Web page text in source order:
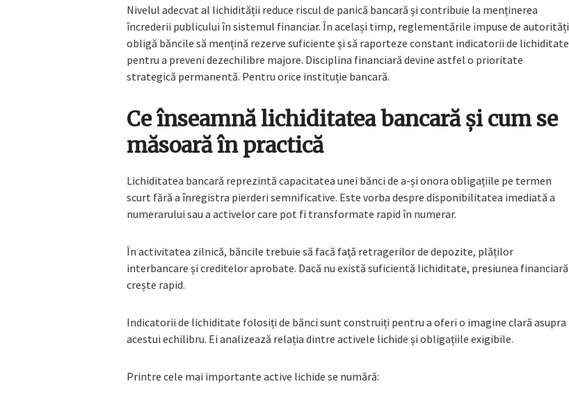
Nivelul adecvat al lichidității reduce riscul de panică bancară și contribuie la menținerea
încrederii publicului în sistemul financiar. În același timp, reglementările impuse de autorități
obligă băncile să mențină rezerve suficiente și să raporteze constant indicatorii de lichiditate
pentru a preveni dezechilibre majore. Disciplina financiară devine astfel o prioritate
strategică permanentă. Pentru orice instituție bancară.
Ce înseamnă lichiditatea bancară și cum se
măsoară în practică
Lichiditatea bancară reprezintă capacitatea unei bănci de a-și onora obligațiile pe termen
scurt fără a înregistra pierderi semnificative. Este vorba despre disponibilitatea imediată a
numerarului sau a activelor care pot fi transformate rapid în numerar.
În activitatea zilnică, băncile trebuie să facă față retragerilor de depozite, plăților
interbancare și creditelor aprobate. Dacă nu există suficientă lichiditate, presiunea financiară
crește rapid.
Indicatorii de lichiditate folosiți de bănci sunt construiți pentru a oferi o imagine clară asupra
acestui echilibru. Ei analizează relația dintre activele lichide și obligațiile exigibile.
Printre cele mai importante active lichide se numără: